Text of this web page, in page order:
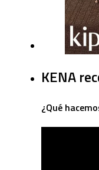
KENA
¿Qué